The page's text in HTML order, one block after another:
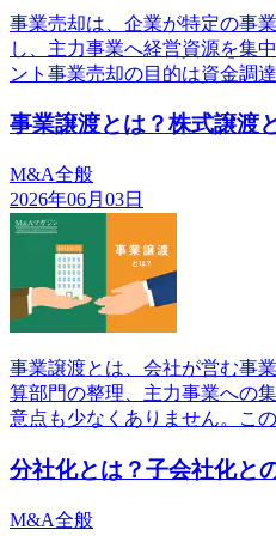
事業売却は、企業が特定の事
し、主力事業へ経営資源を集
ント事業売却の目的は資金調
事業譲渡とは？株式譲渡
M&A全般
2026年06月03日
事業譲渡とは、会社が営む事
算部門の整理、主力事業への
意点も少なくありません。こ
分社化とは？子会社化と
M&A全般